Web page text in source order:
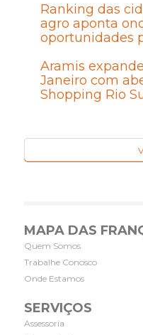
Ranking das
agro aponta
oportunidades
Aramis
Janeiro com
Shopping Rio
MAPA DAS
Quem Somos
Trabalhe Conosco
Onde Estamos
SERVIÇOS
Assessoria